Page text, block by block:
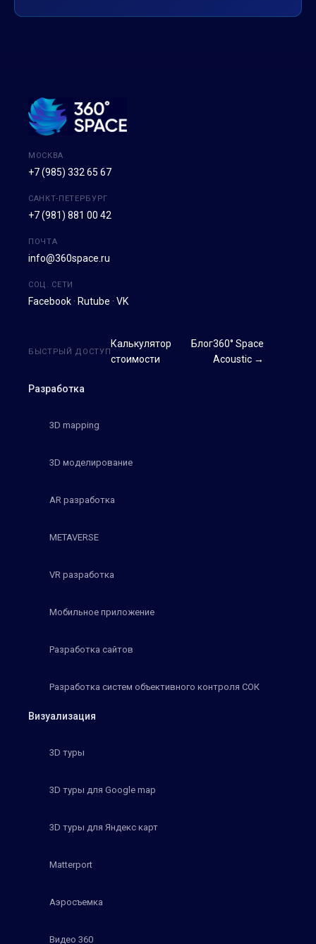
МОСКВА
+7 (985) 332 65 67
САНКТ-ПЕТЕРБУРГ
+7 (981) 881 00 42
ПОЧТА
info@360space.ru
СОЦ. СЕТИ
Facebook · Rutube · VK
Разработка
3D mapping
3D моделирование
AR разработка
METAVERSE
VR разработка
Мобильное приложение
Разработка сайтов
Разработка систем объективного контроля СОК
Визуализация
3D туры
3D туры для Google map
3D туры для Яндекс карт
Matterport
Аэросъемка
Видео 360
БЫСТРЫЙ ДОСТУП
Калькулятор
стоимости
Блог360° Space
Acoustic →